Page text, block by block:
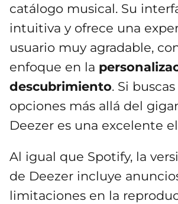
catálogo musical. Su
intuitiva y ofrece una
usuario muy agradable,
enfoque en la
descubrimiento. Si
opciones más allá del
Deezer es una excelente
Al igual que Spotify, la
de Deezer incluye
limitaciones en la